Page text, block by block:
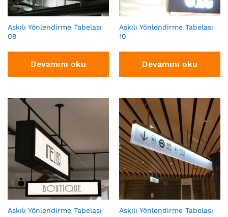
Askılı Yönlendirme Tabelası
09
Devamını oku
Askılı Yönlendirme Tabelası
10
Devamını oku
Askılı Yönlendirme Tabelası
Askılı Yönlendirme Tabelası